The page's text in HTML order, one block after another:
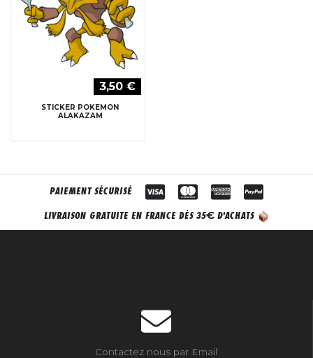
3,50 €
STICKER POKEMON
ALAKAZAM
PAIEMENT SÉCURISÉ
LIVRAISON GRATUITE EN FRANCE DÈS 35€ D'ACHATS
Contactez nous par Email